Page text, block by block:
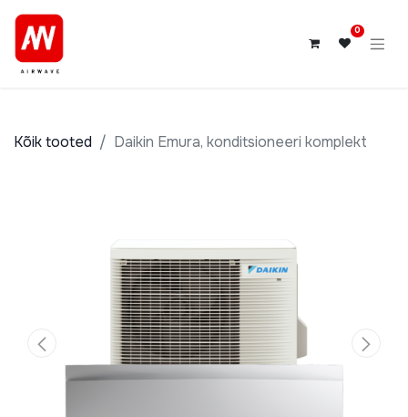
0
Kõik tooted Daikin Emura, konditsioneeri komplekt